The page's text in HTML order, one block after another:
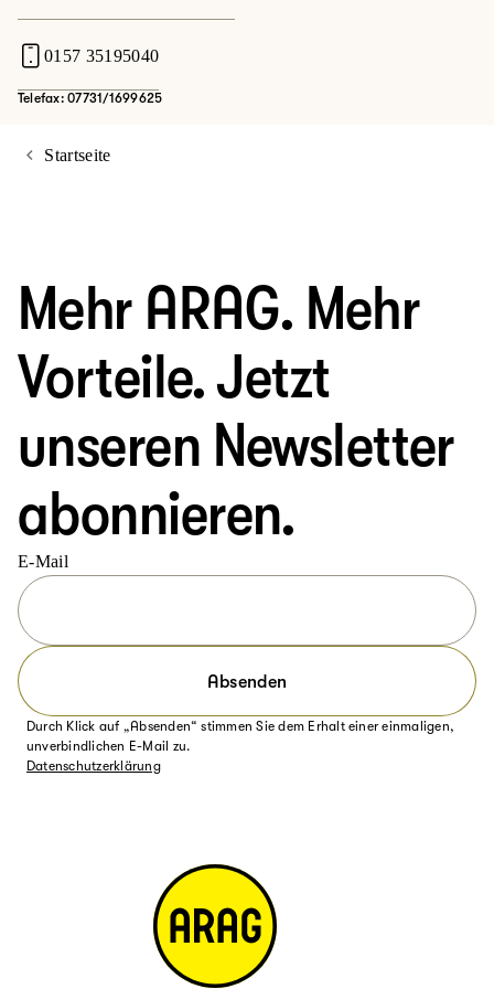
0157 35195040
Telefax: 07731/1699625
Startseite
Mehr ARAG. Mehr
Vorteile. Jetzt
unseren Newsletter
abonnieren.
E-Mail
Absenden
Durch Klick auf „Absenden“ stimmen Sie dem Erhalt einer einmaligen,
unverbindlichen E-Mail zu.
Datenschutzerklärung